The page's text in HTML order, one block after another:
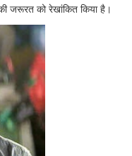
की जरूरत को रेखांकित किया है।